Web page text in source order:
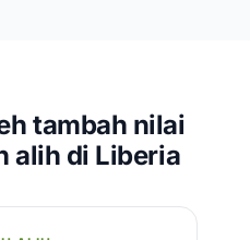
tambah nilai
alih di Liberia